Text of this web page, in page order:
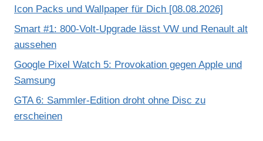
Icon Packs und Wallpaper für Dich [08.08.2026]
Smart #1: 800-Volt-Upgrade lässt VW und Renault alt
aussehen
Google Pixel Watch 5: Provokation gegen Apple und
Samsung
GTA 6: Sammler-Edition droht ohne Disc zu
erscheinen